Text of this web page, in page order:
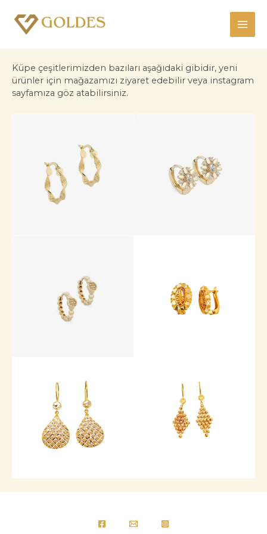
atla
Küpe çeşitlerimizden bazıları aşağıdaki gibidir, yeni
ürünler için mağazamızı ziyaret edebilir veya instagram
sayfamıza göz atabilirsiniz.